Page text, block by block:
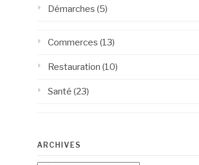
Démarches (5)
Commerces (13)
Restauration (10)
Santé (23)
ARCHIVES